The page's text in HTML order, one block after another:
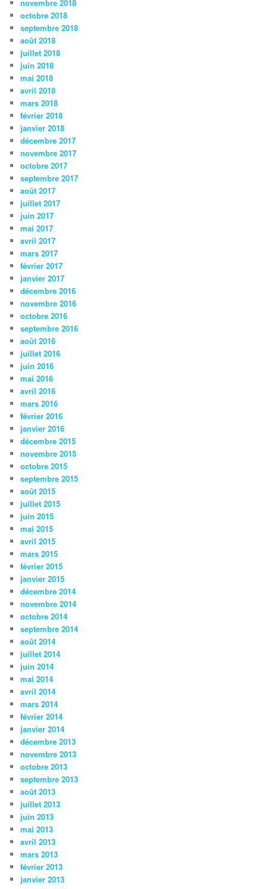
novembre 2018
octobre 2018
septembre 2018
août 2018
juillet 2018
juin 2018
mai 2018
avril 2018
mars 2018
février 2018
janvier 2018
décembre 2017
novembre 2017
octobre 2017
septembre 2017
août 2017
juillet 2017
juin 2017
mai 2017
avril 2017
mars 2017
février 2017
janvier 2017
décembre 2016
novembre 2016
octobre 2016
septembre 2016
août 2016
juillet 2016
juin 2016
mai 2016
avril 2016
mars 2016
février 2016
janvier 2016
décembre 2015
novembre 2015
octobre 2015
septembre 2015
août 2015
juillet 2015
juin 2015
mai 2015
avril 2015
mars 2015
février 2015
janvier 2015
décembre 2014
novembre 2014
octobre 2014
septembre 2014
août 2014
juillet 2014
juin 2014
mai 2014
avril 2014
mars 2014
février 2014
janvier 2014
décembre 2013
novembre 2013
octobre 2013
septembre 2013
août 2013
juillet 2013
juin 2013
mai 2013
avril 2013
mars 2013
février 2013
janvier 2013